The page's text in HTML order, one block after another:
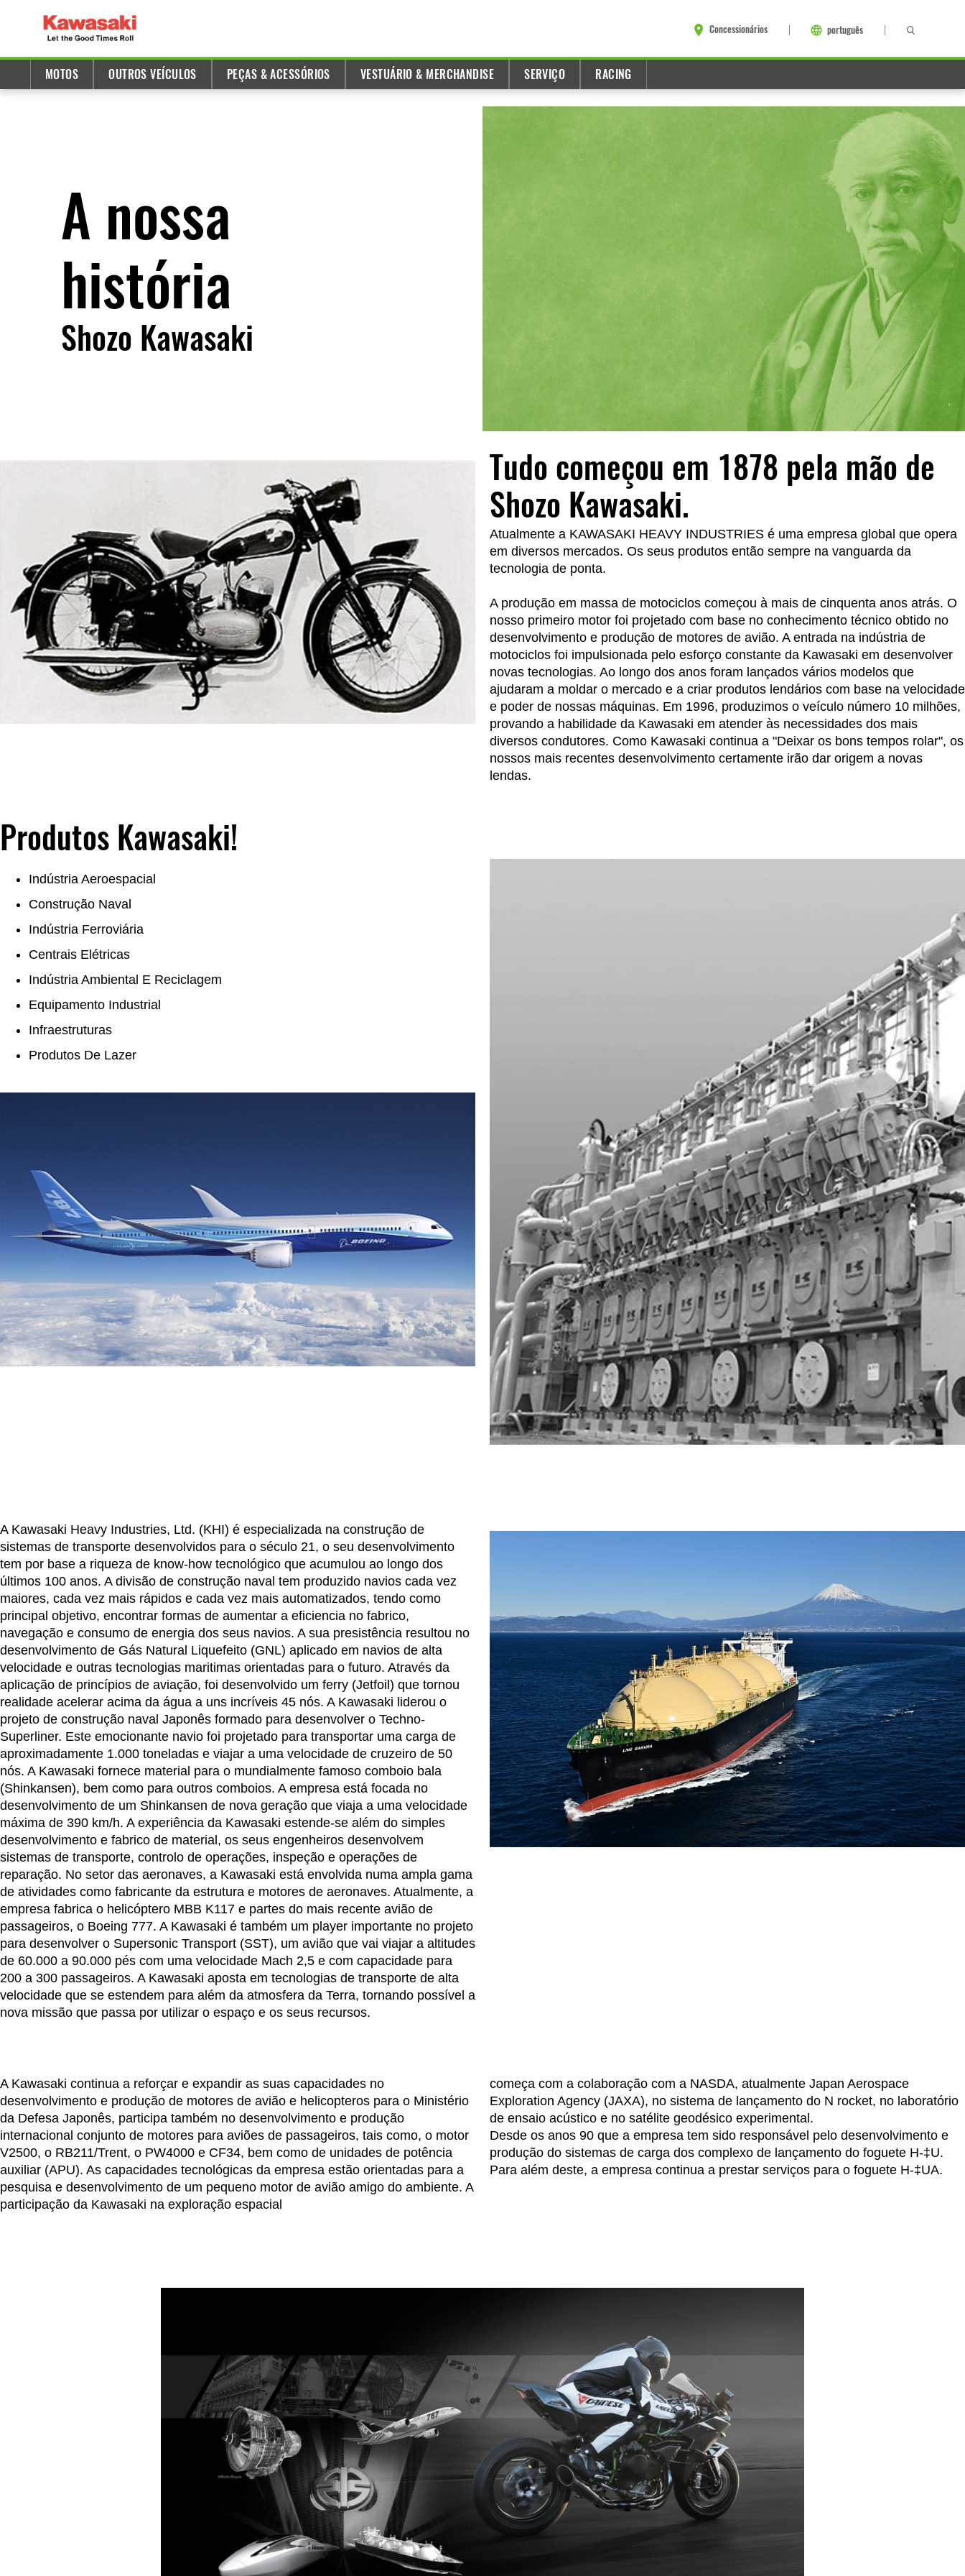
Concessionários português
MOTOS OUTROS VEÍCULOS PEÇAS & ACESSÓRIOS VESTUÁRIO & MERCHANDISE SERVIÇO RACING
A nossa
história
Shozo Kawasaki
Tudo começou em 1878 pela mão de
Shozo Kawasaki.
Atualmente a KAWASAKI HEAVY INDUSTRIES é uma empresa global que opera
em diversos mercados. Os seus produtos então sempre na vanguarda da
tecnologia de ponta.
A produção em massa de motociclos começou à mais de cinquenta anos atrás. O
nosso primeiro motor foi projetado com base no conhecimento técnico obtido no
desenvolvimento e produção de motores de avião. A entrada na indústria de
motociclos foi impulsionada pelo esforço constante da Kawasaki em desenvolver
novas tecnologias. Ao longo dos anos foram lançados vários modelos que
ajudaram a moldar o mercado e a criar produtos lendários com base na velocidade
e poder de nossas máquinas. Em 1996, produzimos o veículo número 10 milhões,
provando a habilidade da Kawasaki em atender às necessidades dos mais
diversos condutores. Como Kawasaki continua a "Deixar os bons tempos rolar", os
nossos mais recentes desenvolvimento certamente irão dar origem a novas
lendas.
Produtos Kawasaki!
Indústria Aeroespacial
Construção Naval
Indústria Ferroviária
Centrais Elétricas
Indústria Ambiental E Reciclagem
Equipamento Industrial
Infraestruturas
Produtos De Lazer
A Kawasaki Heavy Industries, Ltd. (KHI) é especializada na construção de
sistemas de transporte desenvolvidos para o século 21, o seu desenvolvimento
tem por base a riqueza de know-how tecnológico que acumulou ao longo dos
últimos 100 anos. A divisão de construção naval tem produzido navios cada vez
maiores, cada vez mais rápidos e cada vez mais automatizados, tendo como
principal objetivo, encontrar formas de aumentar a eficiencia no fabrico,
navegação e consumo de energia dos seus navios. A sua presistência resultou no
desenvolvimento de Gás Natural Liquefeito (GNL) aplicado em navios de alta
velocidade e outras tecnologias maritimas orientadas para o futuro. Através da
aplicação de princípios de aviação, foi desenvolvido um ferry (Jetfoil) que tornou
realidade acelerar acima da água a uns incríveis 45 nós. A Kawasaki liderou o
projeto de construção naval Japonês formado para desenvolver o Techno-
Superliner. Este emocionante navio foi projetado para transportar uma carga de
aproximadamente 1.000 toneladas e viajar a uma velocidade de cruzeiro de 50
nós. A Kawasaki fornece material para o mundialmente famoso comboio bala
(Shinkansen), bem como para outros comboios. A empresa está focada no
desenvolvimento de um Shinkansen de nova geração que viaja a uma velocidade
máxima de 390 km/h. A experiência da Kawasaki estende-se além do simples
desenvolvimento e fabrico de material, os seus engenheiros desenvolvem
sistemas de transporte, controlo de operações, inspeção e operações de
reparação. No setor das aeronaves, a Kawasaki está envolvida numa ampla gama
de atividades como fabricante da estrutura e motores de aeronaves. Atualmente, a
empresa fabrica o helicóptero MBB K117 e partes do mais recente avião de
passageiros, o Boeing 777. A Kawasaki é também um player importante no projeto
para desenvolver o Supersonic Transport (SST), um avião que vai viajar a altitudes
de 60.000 a 90.000 pés com uma velocidade Mach 2,5 e com capacidade para
200 a 300 passageiros. A Kawasaki aposta em tecnologias de transporte de alta
velocidade que se estendem para além da atmosfera da Terra, tornando possível a
nova missão que passa por utilizar o espaço e os seus recursos.
A Kawasaki continua a reforçar e expandir as suas capacidades no
desenvolvimento e produção de motores de avião e helicopteros para o Ministério
da Defesa Japonês, participa também no desenvolvimento e produção
internacional conjunto de motores para aviões de passageiros, tais como, o motor
V2500, o RB211/Trent, o PW4000 e CF34, bem como de unidades de potência
auxiliar (APU). As capacidades tecnológicas da empresa estão orientadas para a
pesquisa e desenvolvimento de um pequeno motor de avião amigo do ambiente. A
participação da Kawasaki na exploração espacial
começa com a colaboração com a NASDA, atualmente Japan Aerospace
Exploration Agency (JAXA), no sistema de lançamento do N rocket, no laboratório
de ensaio acústico e no satélite geodésico experimental.
Desde os anos 90 que a empresa tem sido responsável pelo desenvolvimento e
produção do sistemas de carga dos complexo de lançamento do foguete H-‡U.
Para além deste, a empresa continua a prestar serviços para o foguete H-‡UA.